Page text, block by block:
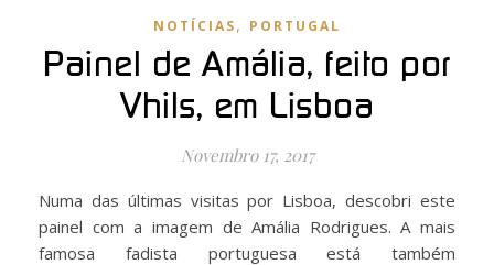
NOTÍCIAS, PORTUGAL
Painel de Amália, feito por
Vhils, em Lisboa
Novembro 17, 2017
Numa das últimas visitas por Lisboa, descobri este
painel com a imagem de Amália Rodrigues. A mais
famosa fadista portuguesa está também